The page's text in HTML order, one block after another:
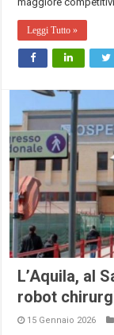
Leggi Tutto »
L’Aquila, al
robot
15 Gennaio 2026